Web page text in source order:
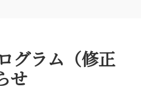
グラム（修正
せ